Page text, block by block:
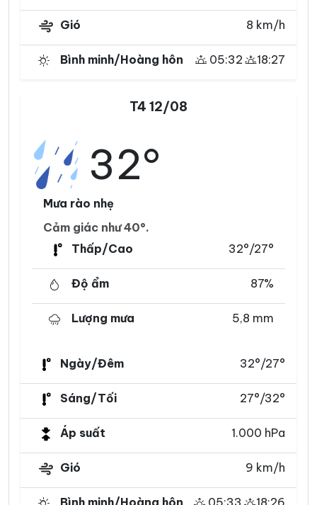
Gió 8 km/h
Bình minh/Hoàng hôn 05:32 18:27
T4 12/08
32°
Mưa rào nhẹ
Cảm giác như 40°.
Thấp/Cao
32°/27°
Độ ẩm 87%
Lượng mưa 5,8 mm
Ngày/Đêm 32°/27°
Sáng/Tối 27°/32°
Áp suất 1.000 hPa
Gió 9 km/h